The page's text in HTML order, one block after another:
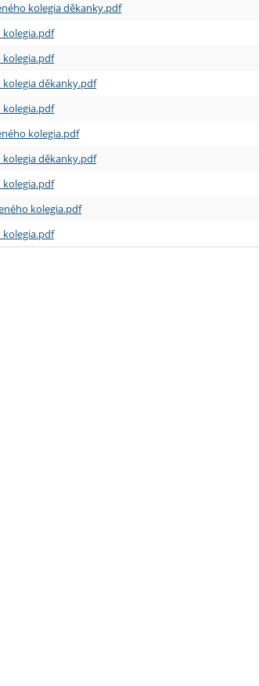
kolegia děkanky.pdf
kolegia.pdf
kolegia.pdf
kolegia děkanky.pdf
kolegia.pdf
kolegia.pdf
kolegia děkanky.pdf
kolegia.pdf
kolegia.pdf
kolegia.pdf